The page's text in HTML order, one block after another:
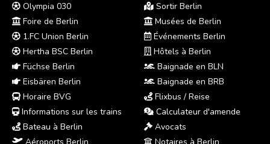
Olympia 030
Foire de Berlin
1.FC Union Berlin
Hertha BSC Berlin
Füchse Berlin
Eisbären Berlin
Horaire BVG
Informations sur les trains
Bateau à Berlin
Sortir Berlin
Musées de Berlin
Événements Berlin
Hôtels à Berlin
Baignade en BLN
Baignade en BRB
Flixbus / Reise
Calculateur d'amende
Avocats